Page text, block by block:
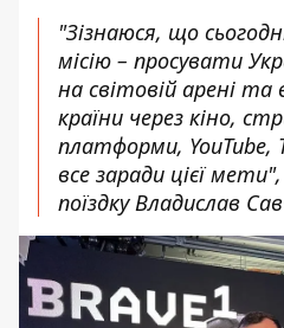
"Зізнаюся, що
місію – просувати
на світовій арені та
країни через кіно,
платформи, YouTube,
все заради цієї
поїздку Владислав